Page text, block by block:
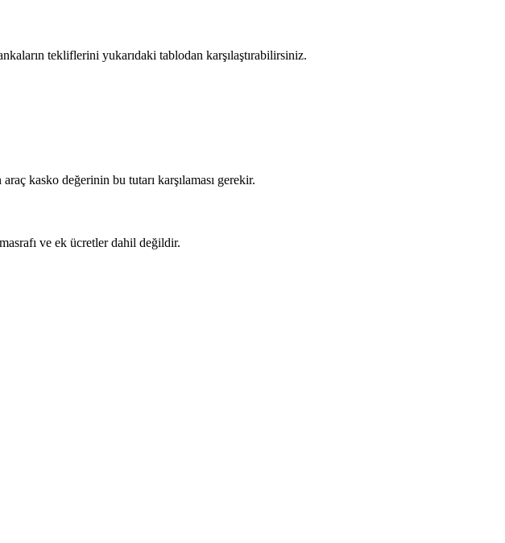
tekliflerini yukarıdaki tablodan karşılaştırabilirsiniz.
kasko değerinin bu tutarı karşılaması gerekir.
ve ek ücretler dahil değildir.